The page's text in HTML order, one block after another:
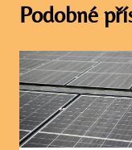
Podobné